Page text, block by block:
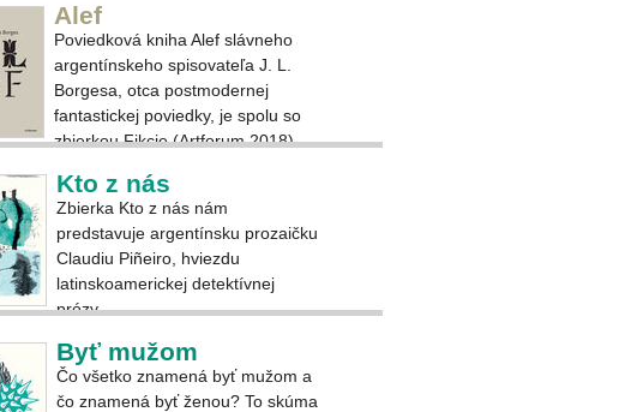
titul Pocit konca. V prvej, druhej aj
tretej osobe rozp
Alef
Poviedková kniha Alef slávneho
argentínskeho spisovateľa J. L.
Borgesa, otca postmodernej
fantastickej poviedky, je spolu so
zbierkou Fikcie (Artforum 2018)
Kto z nás
Zbierka Kto z nás nám
predstavuje argentínsku prozaičku
Claudiu Piñeiro, hviezdu
latinskoamerickej detektívnej
prózy.
Byť mužom
Čo všetko znamená byť mužom a
čo znamená byť ženou? To skúma